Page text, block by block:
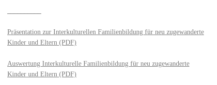
Präsentation zur Interkulturellen Familienbildung für neu zugewanderte
Kinder und Eltern (PDF)
Auswertung Interkulturelle Familienbildung für neu zugewanderte
Kinder und Eltern (PDF)